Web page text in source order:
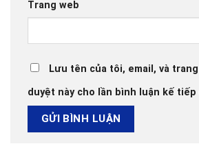
Trang web
Lưu tên của tôi, email, và
duyệt này cho lần bình luận kế tiếp